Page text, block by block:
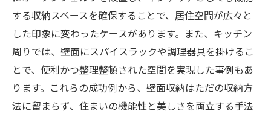
する収納スペースを確保することで、居住空間が広々と
した印象に変わったケースがあります。また、キッチン
周りでは、壁面にスパイスラックや調理器具を掛けるこ
とで、便利かつ整理整頓された空間を実現した事例もあ
ります。これらの成功例から、壁面収納はただの収納方
法に留まらず、住まいの機能性と美しさを両立する手法